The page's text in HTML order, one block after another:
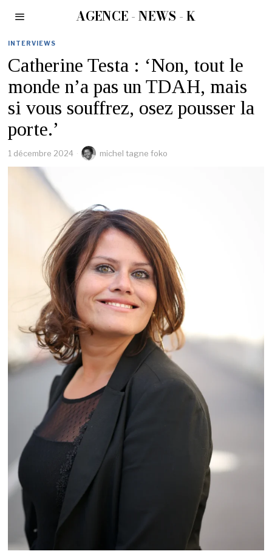
AGENCE - NEWS - K
INTERVIEWS
Catherine Testa : ‘Non, tout le
monde n’a pas un TDAH, mais
si vous souffrez, osez pousser la
porte.’
1 décembre 2024 michel tagne foko